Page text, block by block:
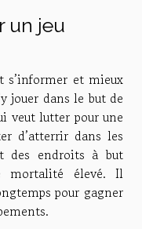
un jeu
s’informer et mieux
jouer dans le but de
veut lutter pour une
d’atterrir dans les
des endroits à but
mortalité élevé. Il
pour gagner